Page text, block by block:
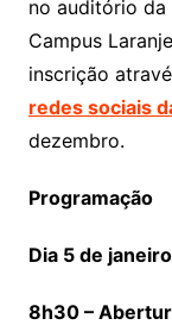
no auditório da
Campus
inscrição
redes sociais
dezembro.
Programação
Dia 5 de
8h30 –